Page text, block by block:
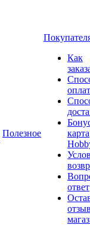
Полезное
Как
карта
ответ